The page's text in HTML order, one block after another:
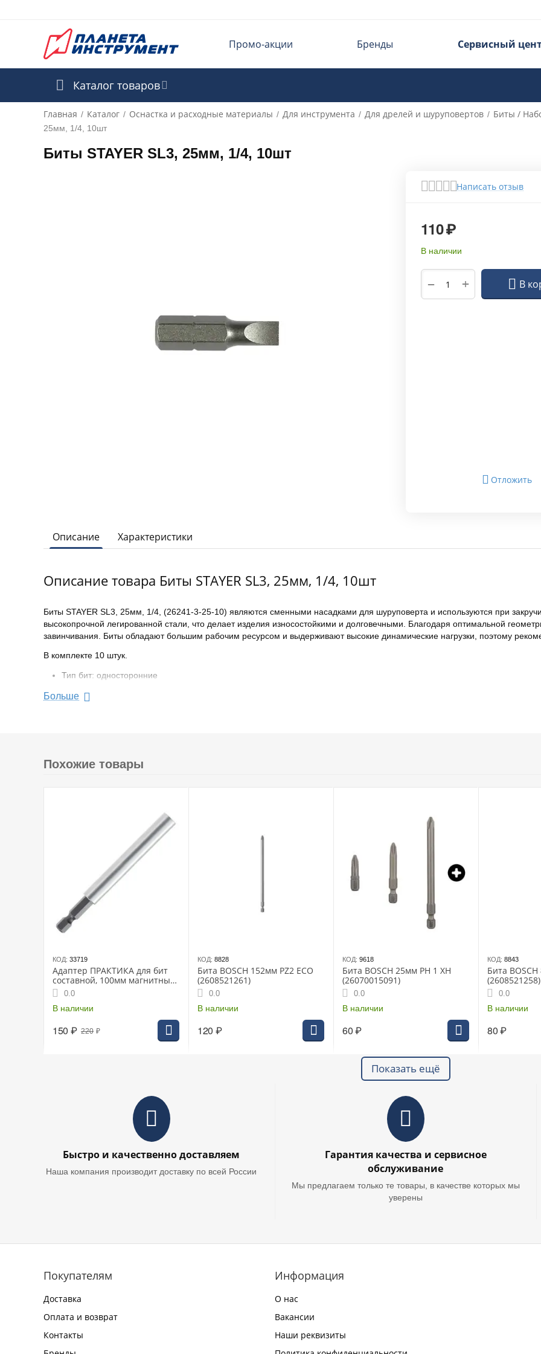
Промо-акции Бренды Сервисный
Каталог товаров
Главная / Каталог / Оснастка и расходные материалы / Для инструмента / Для дрелей и шуруповертов / Биты /
25мм, 1/4, 10шт
Биты STAYER SL3, 25мм, 1/4, 10шт
Написать отзыв
110₽
В наличии
+
− В
Отложить
Описание Характеристики
Описание товара Биты STAYER SL3, 25мм, 1/4, 10шт
Биты STAYER SL3, 25мм, 1/4, (26241-3-25-10) являются сменными насадками для шуруповерта и используются при
высокопрочной легированной стали, что делает изделия износостойкими и долговечными. Благодаря оптимальной
завинчивания. Биты обладают большим рабочим ресурсом и выдерживают высокие динамические нагрузки, поэтому
В комплекте 10 штук.
Тип бит: односторонние
Длина 25 мм
Больше
Похожие товары
КОД: 33719
Адаптер ПРАКТИКА для бит
составной, 100мм магнитный
1/4"0.0
В наличии
220 ₽
150 ₽
КОД: 8828
Бита BOSCH 152мм PZ2 ECO
(2608521261)
0.0
В наличии
120 ₽
КОД: 9618
Бита BOSCH 25мм PH 1 XH
(26070015091)
0.0
В наличии
60₽
КОД: 8843
Бита
(2608521258)
0.0
В наличии
80₽
Показать ещё
Быстро и качественно доставляем
Наша компания производит доставку по всей России
Гарантия качества и сервисное
обслуживание
Мы предлагаем только те товары, в качестве которых мы
уверены
Покупателям
Доставка
Оплата и возврат
Контакты
Информация
О нас
Вакансии
Наши реквизиты